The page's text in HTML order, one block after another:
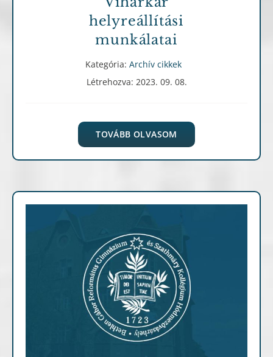
helyreállítási
munkálatai
Kategória: Archív cikkek
Létrehozva: 2023. 09. 08.
TOVÁBB OLVASOM
Archív cikkek